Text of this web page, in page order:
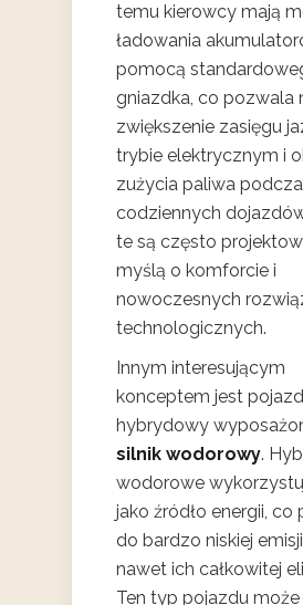
temu kierowcy mają
ładowania
pomocą
gniazdka, co pozwala
zwiększenie zasięgu
trybie elektrycznym i
zużycia paliwa
codziennych
te są często
myślą o komforcie i
nowoczesnych
technologicznych.
Innym interesującym
konceptem jest pojazd
hybrydowy
silnik wodorowy.
wodorowe
jako źródło energii, co
do bardzo niskiej
nawet ich całkowitej
Ten typ pojazdu